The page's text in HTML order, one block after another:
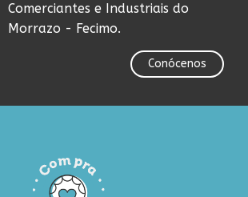
Comerciantes e Industriais do
Morrazo - Fecimo.
Conócenos